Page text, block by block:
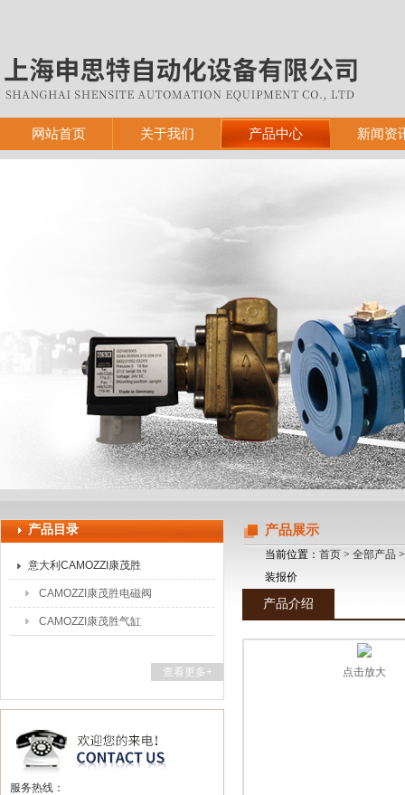
上海申思特自动化设备有限公司
网站首页 关于我们 产品中心 新闻资
产品目录
意大利CAMOZZI康茂胜
CAMOZZI康茂胜电磁阀
CAMOZZI康茂胜气缸
查看更多+
服务热线：
产品展示
当前位置： 首页 > 全部产品
装报价
产品介绍
点击放大